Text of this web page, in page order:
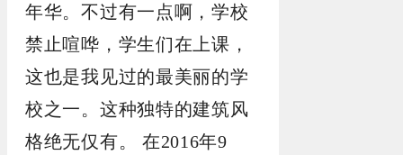
年华。不过有一点啊，学校
禁止喧哗，学生们在上课，
这也是我见过的最美丽的学
校之一。这种独特的建筑风
格绝无仅有。 在2016年9